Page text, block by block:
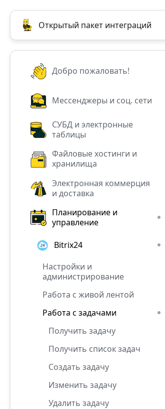
Открытый пакет интеграций
Добро пожаловать!
Мессенджеры и соц. сети
СУБД и электронные
таблицы
Файловые хостинги и
хранилища
Электронная коммерция
и доставка
Планирование и
управление
Bitrix24
Настройки и
администрирование
Работа с живой лентой
Работа с задачами
Получить задачу
Получить список задач
Создать задачу
Изменить задачу
Удалить задачу